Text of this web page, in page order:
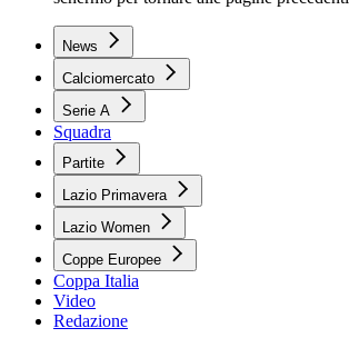
News
Calciomercato
Serie A
Squadra
Partite
Lazio Primavera
Lazio Women
Coppe Europee
Coppa Italia
Video
Redazione